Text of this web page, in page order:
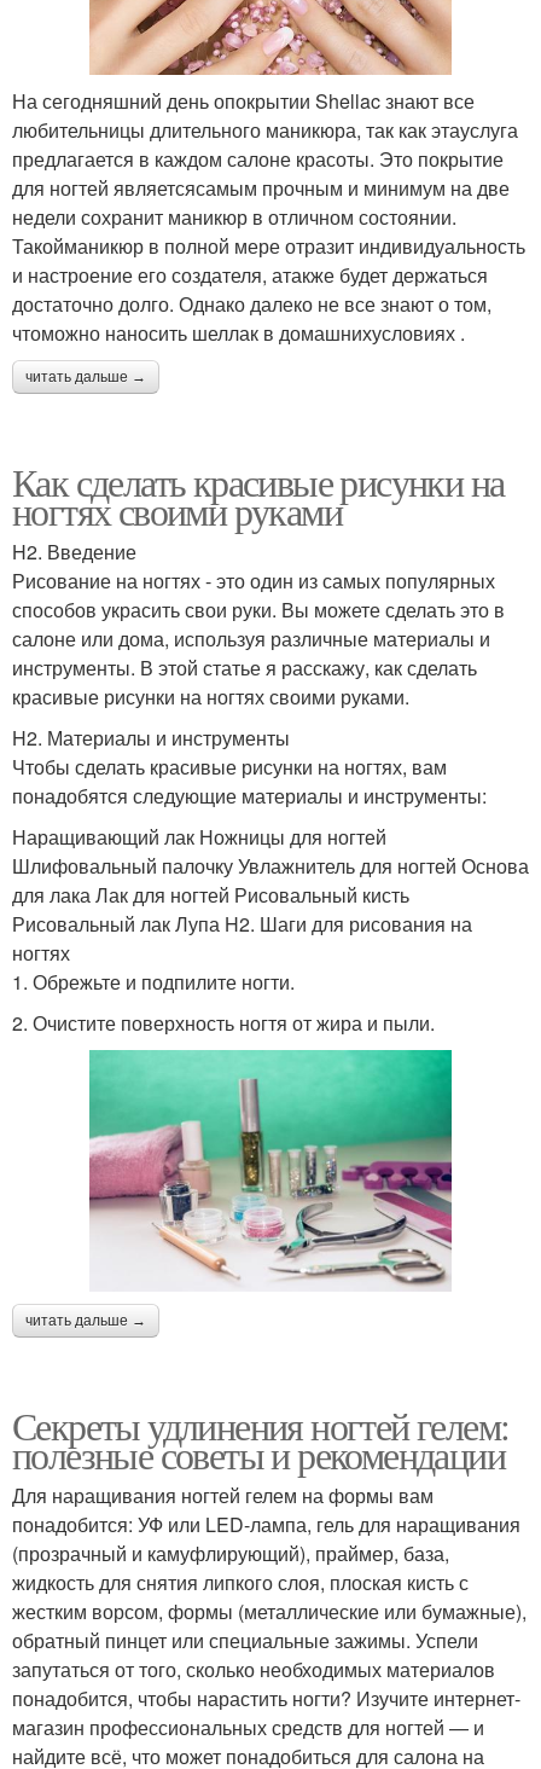
На сегодняшний день опокрытии Shellac знают все
любительницы длительного маникюра, так как этауслуга
предлагается в каждом салоне красоты. Это покрытие
для ногтей являетсясамым прочным и минимум на две
недели сохранит маникюр в отличном состоянии.
Такойманикюр в полной мере отразит индивидуальность
и настроение его создателя, атакже будет держаться
достаточно долго. Однако далеко не все знают о том,
чтоможно наносить шеллак в домашнихусловиях .
читать дальше →
Как сделать красивые рисунки на
ногтях своими руками
H2. Введение
Рисование на ногтях - это один из самых популярных
способов украсить свои руки. Вы можете сделать это в
салоне или дома, используя различные материалы и
инструменты. В этой статье я расскажу, как сделать
красивые рисунки на ногтях своими руками.
H2. Материалы и инструменты
Чтобы сделать красивые рисунки на ногтях, вам
понадобятся следующие материалы и инструменты:
Наращивающий лак Ножницы для ногтей
Шлифовальный палочку Увлажнитель для ногтей Основа
для лака Лак для ногтей Рисовальный кисть
Рисовальный лак Лупа H2. Шаги для рисования на
ногтях
1. Обрежьте и подпилите ногти.
2. Очистите поверхность ногтя от жира и пыли.
читать дальше →
Секреты удлинения ногтей гелем:
полезные советы и рекомендации
Для наращивания ногтей гелем на формы вам
понадобится: УФ или LED-лампа, гель для наращивания
(прозрачный и камуфлирующий), праймер, база,
жидкость для снятия липкого слоя, плоская кисть с
жестким ворсом, формы (металлические или бумажные),
обратный пинцет или специальные зажимы. Успели
запутаться от того, сколько необходимых материалов
понадобится, чтобы нарастить ногти? Изучите интернет-
магазин профессиональных средств для ногтей — и
найдите всё, что может понадобиться для салона на